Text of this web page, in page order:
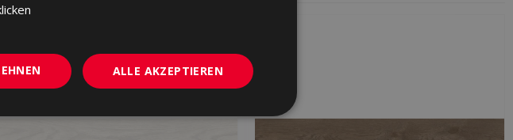
ALLE AKZEPTIEREN